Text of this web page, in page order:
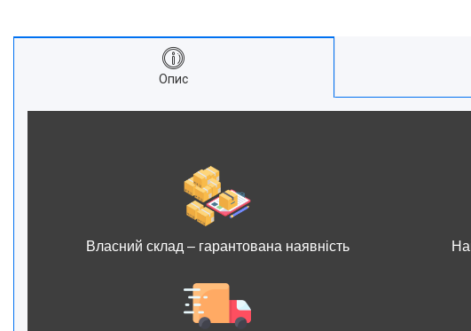
Опис
Власний склад – гарантована наявність